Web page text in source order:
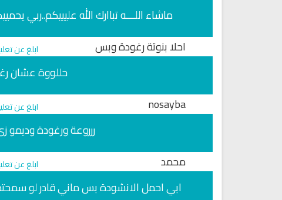
ماشاء اللـــه تباارك الله
احلا بنوتة رغودة وبس
ابلغ عن
حللووة عشان
nosayba
ابلغ عن
ررروعة ورغودة وديمو
محمد
ابلغ عن
ابي احمل الانشودة بس ماني قادر لو